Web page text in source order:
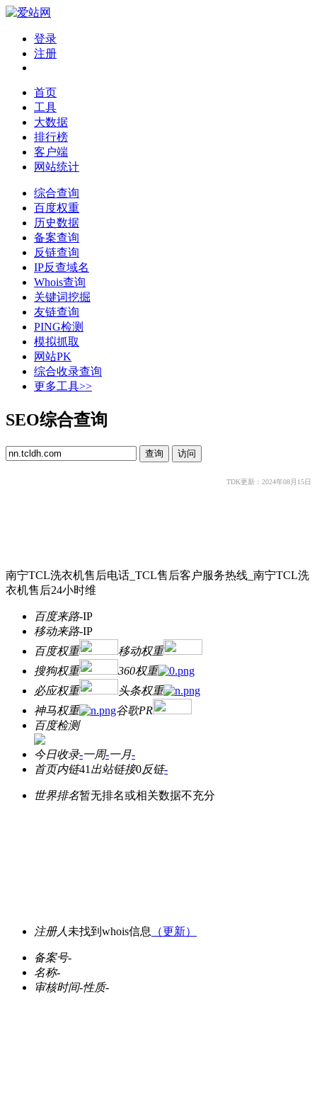
登录
注册
首页
工具
大数据
排行榜
客户端
网站统计
综合查询
百度权重
历史数据
备案查询
反链查询
IP反查域名
Whois查询
关键词挖掘
友链查询
PING检测
模拟抓取
网站PK
综合收录查询
更多工具>>
SEO综合查询
TDK更新：2024年08月15日
南宁TCL洗衣机售后电话_TCL售后客户服务热线_南宁TCL洗
衣机售后24小时维
百度来路-IP
移动来路-IP
百度权重
移动权重
搜狗权重
360权重
必应权重
头条权重
神马权重
谷歌PR
百度检测
今日收录-一周-一月-
首页内链41 出站链接0反链-
世界排名暂无排名或相关数据不充分
注册人 未找到whois信息 （更新）
备案号-
名称-
审核时间-性质-